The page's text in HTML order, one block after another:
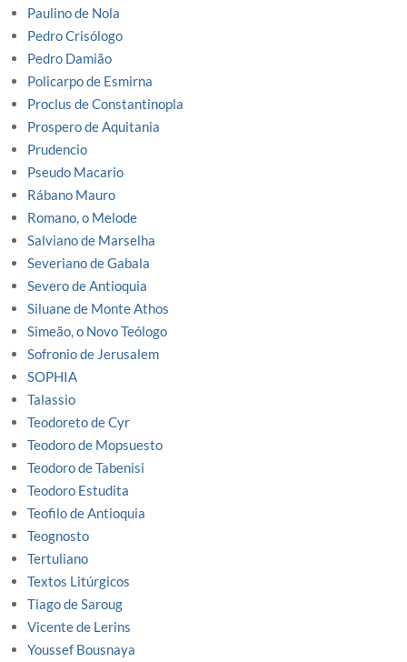
Paulino de Nola
Pedro Crisólogo
Pedro Damião
Policarpo de Esmirna
Proclus de Constantinopla
Prospero de Aquitania
Prudencio
Pseudo Macario
Rábano Mauro
Romano, o Melode
Salviano de Marselha
Severiano de Gabala
Severo de Antioquia
Siluane de Monte Athos
Simeão, o Novo Teólogo
Sofronio de Jerusalem
SOPHIA
Talassio
Teodoreto de Cyr
Teodoro de Mopsuesto
Teodoro de Tabenisi
Teodoro Estudita
Teofilo de Antioquia
Teognosto
Tertuliano
Textos Litúrgicos
Tiago de Saroug
Vicente de Lerins
Youssef Bousnaya